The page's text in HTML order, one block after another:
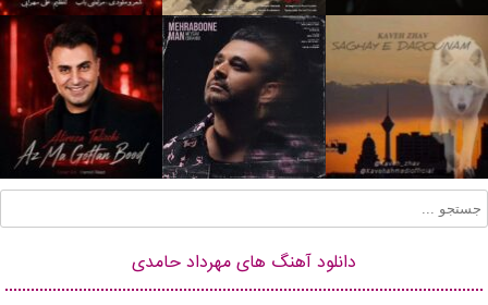
دانلود آهنگ های مهرداد حامدی